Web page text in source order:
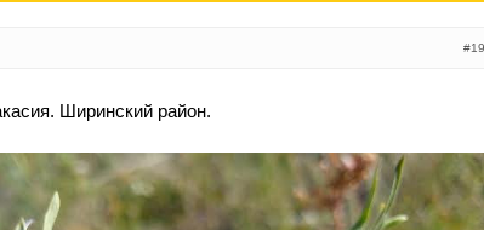
Ширинский район.